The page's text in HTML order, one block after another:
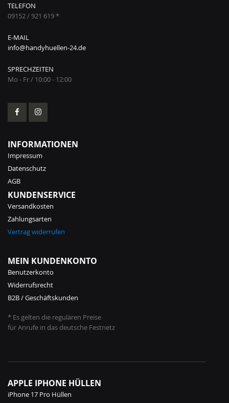
TELEFON
09152 / 921 619 *
E-MAIL
info@handyhuellen-24.de
SPRECHZEITEN
Mo - Fr / 10:00 - 12:00
INFORMATIONEN
Impressum
Datenschutz
AGB
KUNDENSERVICE
Versandkosten
Zahlungsarten
Vertrag widerrufen
MEIN KUNDENKONTO
Benutzerkonto
Widerrufsrecht
B2B / Geschäftskunden
* Es gelten die regulären Preise
für Anrufe in das deutsche Festnetz
APPLE IPHONE HÜLLEN
iPhone 17 Pro Hüllen